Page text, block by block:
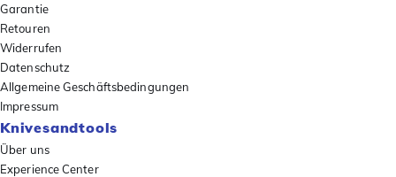
Garantie
Retouren
Widerrufen
Datenschutz
Allgemeine Geschäftsbedingungen
Impressum
Knivesandtools
Über uns
Experience Center